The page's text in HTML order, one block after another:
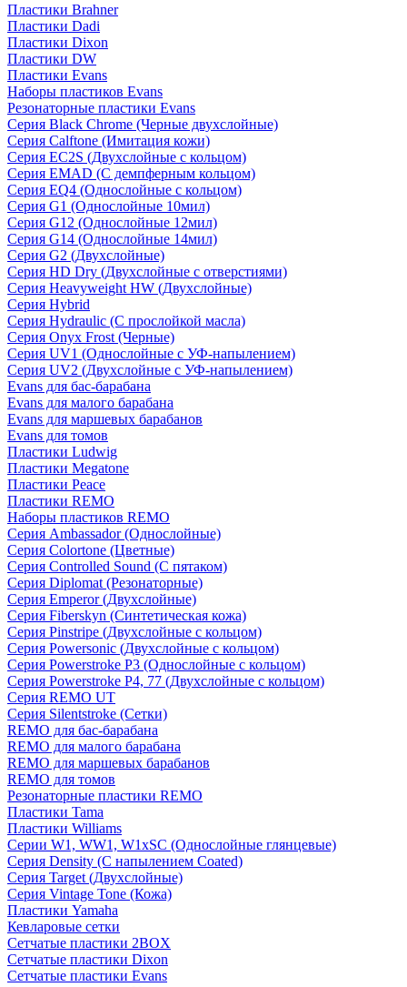
Пластики Brahner
Пластики Dadi
Пластики Dixon
Пластики DW
Пластики Evans
Наборы пластиков Evans
Резонаторные пластики Evans
Серия Black Chrome (Черные двухслойные)
Серия Calftone (Имитация кожи)
Серия EC2S (Двухслойные с кольцом)
Серия EMAD (С демпферным кольцом)
Серия EQ4 (Однослойные с кольцом)
Серия G1 (Однослойные 10мил)
Серия G12 (Однослойные 12мил)
Серия G14 (Однослойные 14мил)
Серия G2 (Двухслойные)
Серия HD Dry (Двухслойные с отверстиями)
Серия Heavyweight HW (Двухслойные)
Серия Hybrid
Серия Hydraulic (С прослойкой масла)
Серия Onyx Frost (Черные)
Серия UV1 (Однослойные с УФ-напылением)
Серия UV2 (Двухслойные с УФ-напылением)
Evans для бас-барабана
Evans для малого барабана
Evans для маршевых барабанов
Evans для томов
Пластики Ludwig
Пластики Megatone
Пластики Peace
Пластики REMO
Наборы пластиков REMO
Серия Ambassador (Однослойные)
Серия Colortone (Цветные)
Серия Controlled Sound (С пятаком)
Серия Diplomat (Резонаторные)
Серия Emperor (Двухслойные)
Серия Fiberskyn (Синтетическая кожа)
Серия Pinstripe (Двухслойные с кольцом)
Серия Powersonic (Двухслойные с кольцом)
Серия Powerstroke P3 (Однослойные с кольцом)
Серия Powerstroke P4, 77 (Двухслойные с кольцом)
Серия REMO UT
Серия Silentstroke (Сетки)
REMO для бас-барабана
REMO для малого барабана
REMO для маршевых барабанов
REMO для томов
Резонаторные пластики REMO
Пластики Tama
Пластики Williams
Серии W1, WW1, W1xSC (Однослойные глянцевые)
Серия Density (C напылением Coated)
Серия Target (Двухслойные)
Серия Vintage Tone (Кожа)
Пластики Yamaha
Кевларовые сетки
Сетчатые пластики 2BOX
Сетчатые пластики Dixon
Сетчатые пластики Evans